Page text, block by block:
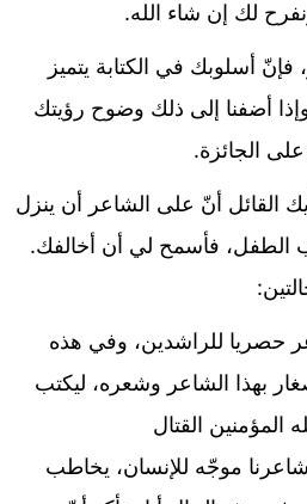
لك إن شاء الله.
أسلوبك في الكتابة يتميز
وإذا أضفنا إلى ذلك وضوح رؤيتك
الجائزة.
القائل أنّ على الشاعر أن ينزل
الطفل، فأسمح لي أن أخالفك.
حصريا للراشدين، وفي هذه
بهذا الشاعر وشعره، ليكتب
المؤمنين القتال
شاعرنا موجّه للإنسان، يخاطب